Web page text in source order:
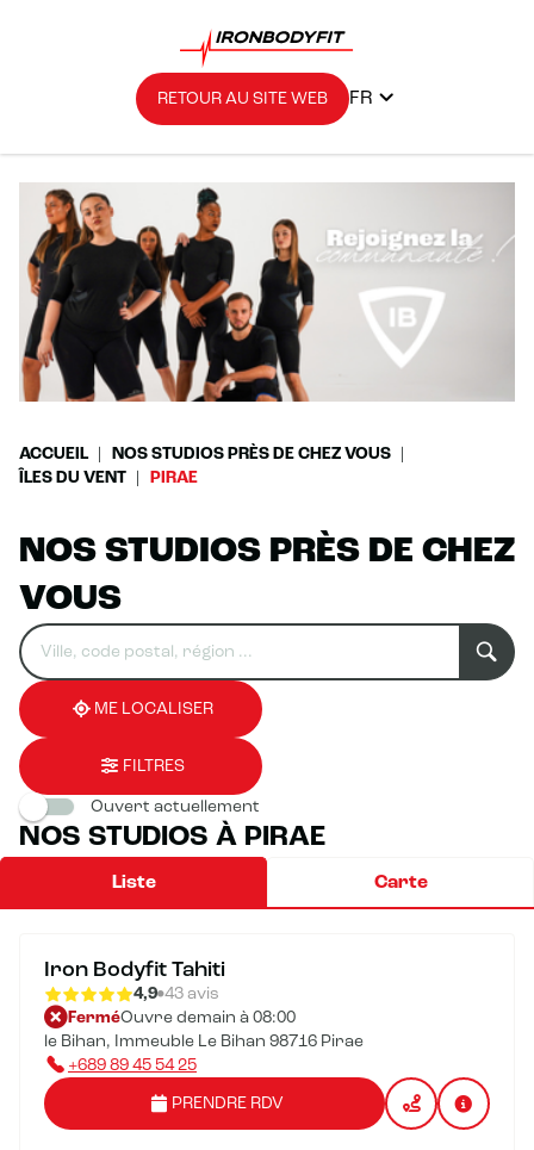
RETOUR AU SITE WEB FR
ACCUEIL
NOS STUDIOS PRÈS DE CHEZ VOUS
ÎLES DU VENT
PIRAE
NOS STUDIOS PRÈS DE CHEZ
VOUS
Rechercher
un
établissement
Veuillez
renseigner
une
adresse
0
résultat(s)
trouvé(s)
ME LOCALISER
FILTRES
Ouvert actuellement
NOS STUDIOS À PIRAE
Liste Carte
Iron Bodyfit Tahiti
4,9 43 avis
FerméOuvre demain à 08:00
le Bihan, Immeuble Le Bihan 98716 Pirae
+689 89 45 54 25
PRENDRE RDV